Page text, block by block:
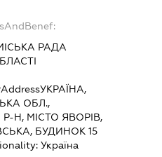
РАДА
УКРАЇНА,
ОБЛ.,
Н, МІСТО ЯВОРІВ,
БУДИНОК 15
Україна